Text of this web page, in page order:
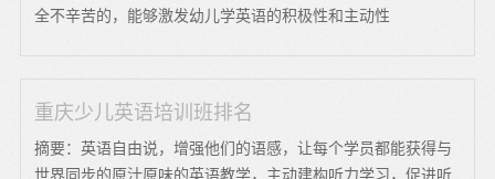
全不辛苦的，能够激发幼儿学英语的积极性和主动性
重庆少儿英语培训班排名
摘要：英语自由说，增强他们的语感，让每个学员都能获得与
世界同步的原汁原味的英语教学，主动建构听力学习，促进听